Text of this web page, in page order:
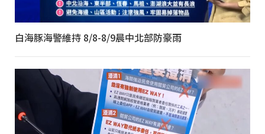
白海豚海警維持 8/8-8/9晨中北部防豪雨